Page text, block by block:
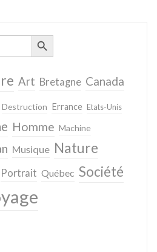
SEARCH BUTTON
Art Bretagne Canada
Destruction Errance Etats-Unis
Homme Machine
Musique Nature
Portrait Québec Société